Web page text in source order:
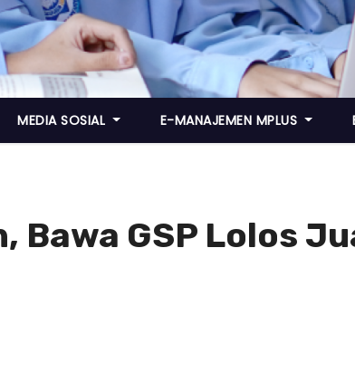
MEDIA SOSIAL E-MANAJEMEN MPLUS
Bawa GSP Lolos